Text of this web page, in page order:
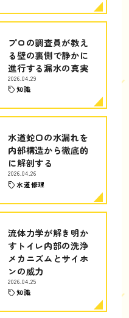
プロの調査員が教え
る壁の裏側で静かに
進行する漏水の真実
2026.04.29
知識
水道蛇口の水漏れを
内部構造から徹底的
に解剖する
2026.04.26
水道修理
流体力学が解き明か
すトイレ内部の洗浄
メカニズムとサイホ
ンの威力
2026.04.25
知識